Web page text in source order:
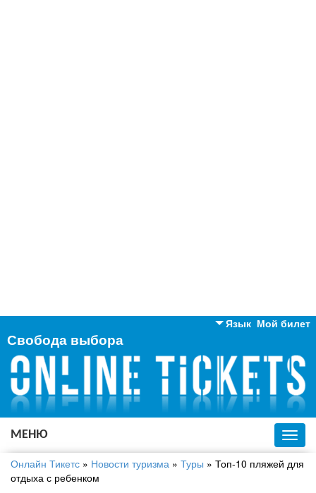
Мой билет
Язык
Английский
Русский
Украинский
Свобода выбора
МЕНЮ
Онлайн Тикетс » Новости туризма » Туры » Топ-10 пляжей для
отдыха с ребенком